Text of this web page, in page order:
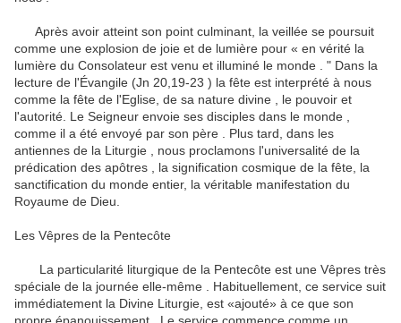
Après avoir atteint son point culminant, la veillée se poursuit
comme une explosion de joie et de lumière pour « en vérité la
lumière du Consolateur est venu et illuminé le monde . " Dans la
lecture de l'Évangile (Jn 20,19-23 ) la fête est interprété à nous
comme la fête de l'Eglise, de sa nature divine , le pouvoir et
l'autorité. Le Seigneur envoie ses disciples dans le monde ,
comme il a été envoyé par son père .
Plus tard, dans les
antiennes de la Liturgie , nous proclamons l'universalité de la
prédication des apôtres , la signification cosmique de la fête, la
sanctification du monde entier, la véritable manifestation du
Royaume de Dieu.
Les Vêpres de la Pentecôte
La particularité liturgique de la Pentecôte est une Vêpres très
spéciale de la journée elle-même .
Habituellement, ce service suit
immédiatement la Divine Liturgie, est «ajouté» à ce que son